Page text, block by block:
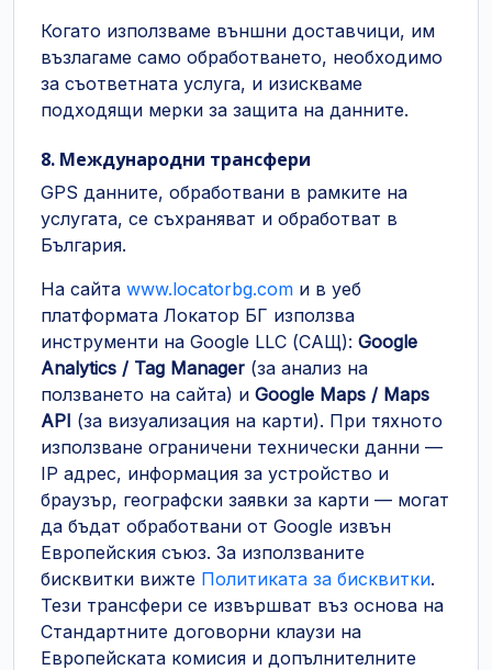
Когато използваме външни доставчици, им
възлагаме само обработването, необходимо
за съответната услуга, и изискваме
подходящи мерки за защита на данните.
8. Международни трансфери
GPS данните, обработвани в рамките на
услугата, се съхраняват и обработват в
България.
На сайта www.locatorbg.com и в уеб
платформата Локатор БГ използва
инструменти на Google LLC (САЩ): Google
Analytics / Tag Manager (за анализ на
ползването на сайта) и Google Maps / Maps
API (за визуализация на карти). При тяхното
използване ограничени технически данни —
IP адрес, информация за устройство и
браузър, географски заявки за карти — могат
да бъдат обработвани от Google извън
Европейския съюз. За използваните
бисквитки вижте Политиката за бисквитки.
Тези трансфери се извършват въз основа на
Стандартните договорни клаузи на
Европейската комисия и допълнителните